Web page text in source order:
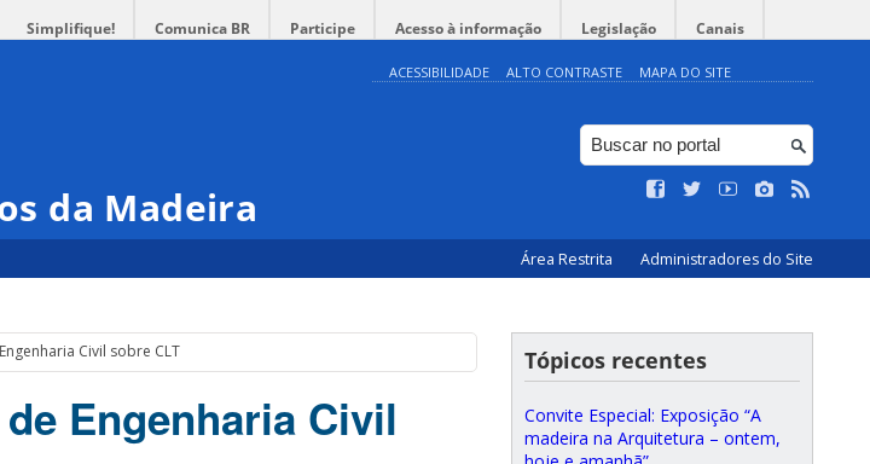
Simplifique! Comunica BR Participe Acesso à informação Legislação Canais
ACESSIBILIDADE ALTO CONTRASTE MAPA DO SITE
da Madeira
Área Restrita Administradores do Site
Civil sobre CLT
Engenharia Civil
Tópicos recentes
Convite Especial: Exposição “A
madeira na Arquitetura – ontem,